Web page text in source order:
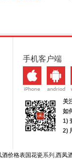
手机客户端
关
如
1)
2)
酒价格表国花瓷系列, 西凤